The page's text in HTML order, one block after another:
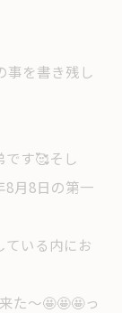
事を書き残し
です🥰そし
8月8日の第一
ている内にお
た〜🤩🤩🤩っ